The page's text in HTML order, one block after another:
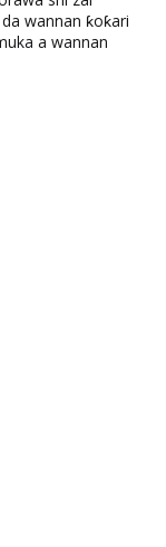
wannan ƙoƙari
a wannan